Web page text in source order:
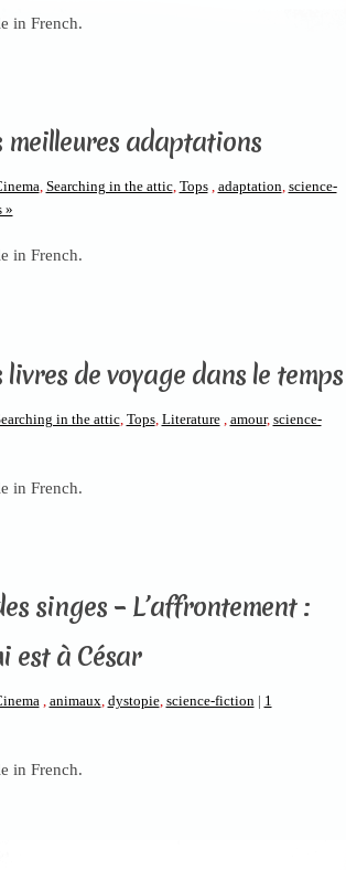
in French.
meilleures adaptations
, Searching in the attic, Tops, adaptation, science-
»
in French.
de voyage dans le temps
in the attic, Tops, Literature, amour, science-
in French.
singes – L’affrontement :
est à César
animaux dystopie, science-fiction | 1
in French.